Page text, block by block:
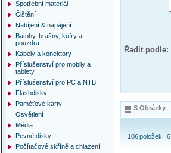
Řadit podle:
S Obrázky
106položek 6
Spotřební materiál
Čištění
Nabíjení & napájení
Batohy, brašny, kufry a
pouzdra
Kabely a konektory
Příslušenství pro mobily a
tablety
Příslušenství pro PC a NTB
Flashdisky
Paměťové karty
Osvětlení
Média
Pevné disky
Počítačové skříně a chlazení